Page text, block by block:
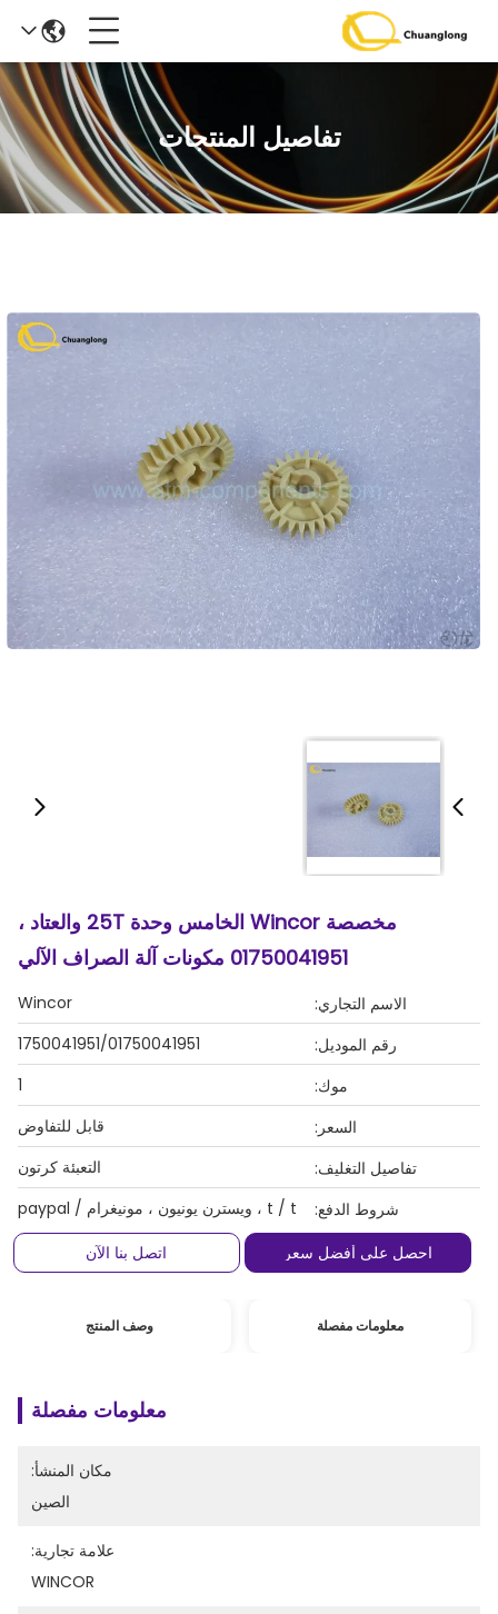
تفاصيل المنتجات
مخصصة Wincor الخامس وحدة 25T والعتاد ،
01750041951 مكونات آلة الصراف الآلي
الاسم التجاري:
Wincor
رقم الموديل:
1750041951/01750041951
موك:
1
السعر:
قابل للتفاوض
تفاصيل التغليف:
التعبئة كرتون
شروط الدفع:
t / t ، ويسترن يونيون ، مونيغرام / paypal
احصل على أفضل سعر
اتصل بنا الآن
معلومات مفصلة وصف المنتج
معلومات مفصلة
مكان المنشأ:
الصين
علامة تجارية:
WINCOR